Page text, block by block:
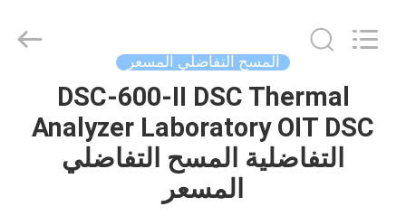
منتجات
التفاضلي
المسح التفاضلي المسعر
DSC-600-II DSC Thermal
Analyzer Laboratory OIT DSC
التفاضلية المسح التفاضلي
المسعر